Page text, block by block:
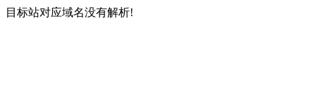
目标站对应域名没有解析!